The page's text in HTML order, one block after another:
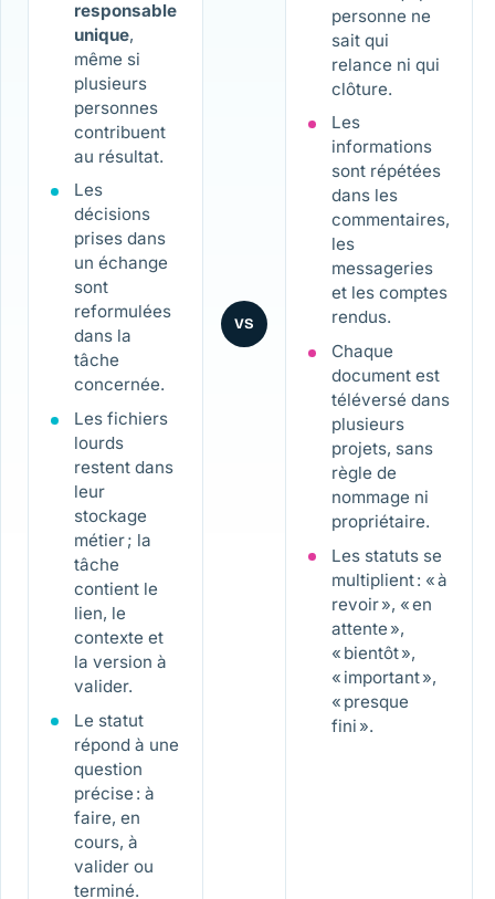
responsable
unique,
même si
plusieurs
personnes
contribuent
au résultat.
Les
décisions
prises dans
un échange
sont
reformulées
dans la
tâche
concernée.
Les fichiers
lourds
restent dans
leur
stockage
métier ; la
tâche
contient le
lien, le
contexte et
la version à
valider.
Le statut
répond à une
question
précise : à
faire, en
cours, à
valider ou
terminé.
VS
personne ne
sait qui
relance ni qui
clôture.
Les
informations
sont répétées
dans les
commentaires,
les
messageries
et les comptes
rendus.
Chaque
document est
téléversé dans
plusieurs
projets, sans
règle de
nommage ni
propriétaire.
Les statuts se
multiplient : « à
revoir », « en
attente »,
« bientôt »,
« important »,
« presque
fini ».